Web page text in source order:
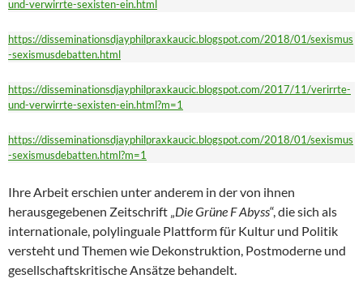
und-verwirrte-sexisten-ein.html
https://disseminationsdjayphilpraxkaucic.blogspot.com/2018/01/sexismus
-sexismusdebatten.html
https://disseminationsdjayphilpraxkaucic.blogspot.com/2017/11/verirrte-
und-verwirrte-sexisten-ein.html?m=1
https://disseminationsdjayphilpraxkaucic.blogspot.com/2018/01/sexismus
-sexismusdebatten.html?m=1
Ihre Arbeit erschien unter anderem in der von ihnen
herausgegebenen Zeitschrift „Die Grüne FAbyss“, die sich als
internationale, polylinguale Plattform für Kultur und Politik
versteht und Themen wie Dekonstruktion, Postmoderne und
gesellschaftskritische Ansätze behandelt.